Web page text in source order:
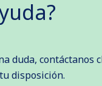
duda, contáctanos
disposición.